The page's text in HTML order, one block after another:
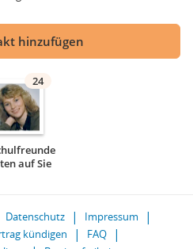
hinzufügen
24
auf Sie
Datenschutz
Impressum
kündigen
FAQ